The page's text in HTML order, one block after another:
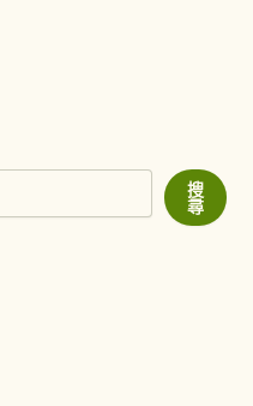
搜
尋